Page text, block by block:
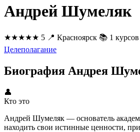
Андрей Шумеляк
★★★★★ 5 📍 Красноярск 📚 1 курсов
Целеполагание
Биография Андрея
👤
Кто это
Андрей Шумеляк — основатель
находить свои истинные ценности,